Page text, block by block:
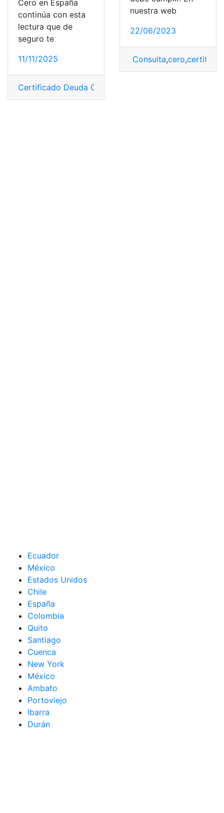
Cero en España
continúa con esta
lectura que de
seguro te
11/11/2025
Certificado Deuda Cero
nuestra web
22/06/2023
Consulta,cero,
Ecuador
México
Estados Unidos
Chile
España
Colombia
Quito
Santiago
Cuenca
New York
México
Ambato
Portoviejo
Ibarra
Durán